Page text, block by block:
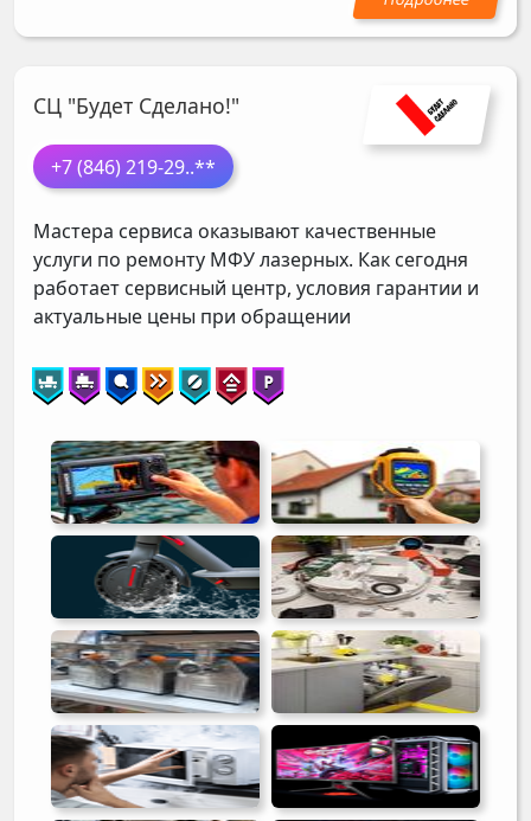
СЦ "Будет Сделано!"
+7 (846) 219-29..**
Мастера сервиса оказывают качественные
услуги по ремонту МФУ лазерных. Как сегодня
работает сервисный центр, условия гарантии и
актуальные цены при обращении